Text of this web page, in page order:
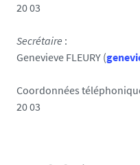
20 03
Secrétaire :
Genevieve FLEURY (
Coordonnées
20 03